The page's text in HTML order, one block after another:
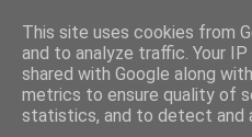
This site uses cookies from
and to analyze traffic. Your
shared with Google along
metrics to ensure quality of
statistics, and to detect and